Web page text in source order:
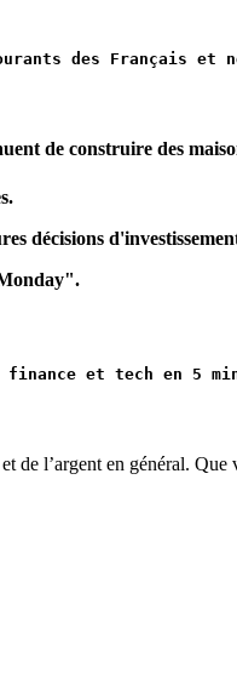
courants des
de construire des
décisions
et tech en 5
l’argent en général.